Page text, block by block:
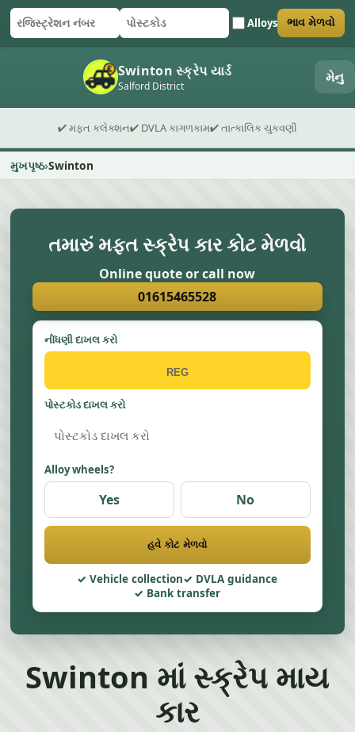
રજિસ્ટ્રેશન નંબર
પોસ્ટકોડ Alloys
ફોર્મ સબમિટ કરો ભાવ મેળવો
Swinton સ્ક્રેપ યાર્ડ
Salford District મેનુ
✔ મફત કલેક્શન✔ DVLA કાગળકામ✔ તાત્કાલિક ચુકવણી
મુખપૃષ્ઠ Swinton
તમારું મફત સ્ક્રેપ કાર કોટ મેળવો
Online quote or call now
01615465528
નોંંધણી દાખલ કરો
પોસ્ટકોડ દાખલ કરો
Alloy wheels?
Yes No
હવે કોટ મેળવો
Vehicle collection
DVLA guidance
Bank transfer
Swinton માં સ્ક્રેપ માય
કાર